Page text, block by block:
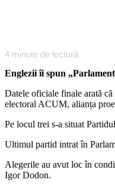
4 minute de lectură
Englezii îi spun
Datele oficiale finale arată
electoral ACUM, alianța
Pe locul trei s-a situat
Ultimul partid intrat în
Alegerile au avut loc în
Igor Dodon.